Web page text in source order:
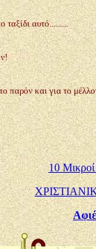
ταξίδι αυτό.........
παρόν και για το
10